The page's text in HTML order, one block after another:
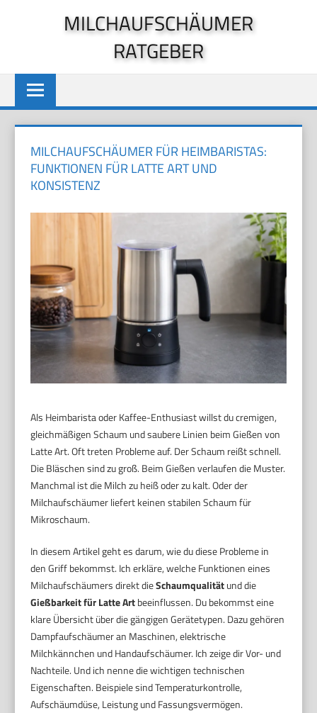
MILCHAUFSCHÄUMER
RATGEBER
MILCHAUFSCHÄUMER FÜR HEIMBARISTAS:
FUNKTIONEN FÜR LATTE ART UND
KONSISTENZ
Als Heimbarista oder Kaffee-Enthusiast willst du cremigen,
gleichmäßigen Schaum und saubere Linien beim Gießen von
Latte Art. Oft treten Probleme auf. Der Schaum reißt schnell.
Die Bläschen sind zu groß. Beim Gießen verlaufen die Muster.
Manchmal ist die Milch zu heiß oder zu kalt. Oder der
Milchaufschäumer liefert keinen stabilen Schaum für
Mikroschaum.
In diesem Artikel geht es darum, wie du diese Probleme in
den Griff bekommst. Ich erkläre, welche Funktionen eines
Milchaufschäumers direkt dieSchaumqualitätund die
Gießbarkeit für Latte Artbeeinflussen. Du bekommst eine
klare Übersicht über die gängigen Gerätetypen. Dazu gehören
Dampfaufschäumer an Maschinen, elektrische
Milchkännchen und Handaufschäumer. Ich zeige dir Vor- und
Nachteile. Und ich nenne die wichtigen technischen
Eigenschaften. Beispiele sind Temperaturkontrolle,
Aufschäumdüse, Leistung und Fassungsvermögen.